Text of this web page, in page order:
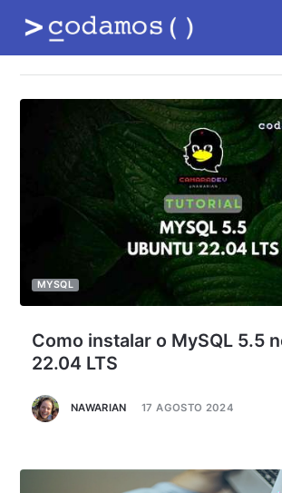
Como instalar o MySQL 5.5
22.04 LTS
NAWARIAN 17 AGOSTO 2024
MYSQL